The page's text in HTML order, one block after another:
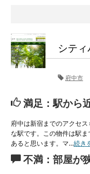
シテ
府中市
満足：駅から
府中は新宿までのアクセ
な駅です。この物件は駅
あると思います。マ…続き
不満：部屋が